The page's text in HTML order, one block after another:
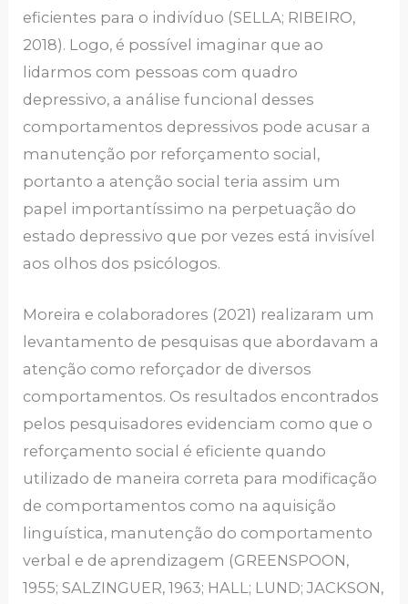
eficientes para o indivíduo (SELLA; RIBEIRO,
2018). Logo, é possível imaginar que ao
lidarmos com pessoas com quadro
depressivo, a análise funcional desses
comportamentos depressivos pode acusar a
manutenção por reforçamento social,
portanto a atenção social teria assim um
papel importantíssimo na perpetuação do
estado depressivo que por vezes está invisível
aos olhos dos psicólogos.
Moreira e colaboradores (2021) realizaram um
levantamento de pesquisas que abordavam a
atenção como reforçador de diversos
comportamentos. Os resultados encontrados
pelos pesquisadores evidenciam como que o
reforçamento social é eficiente quando
utilizado de maneira correta para modificação
de comportamentos como na aquisição
linguística, manutenção do comportamento
verbal e de aprendizagem (GREENSPOON,
1955; SALZINGUER, 1963; HALL; LUND; JACKSON,